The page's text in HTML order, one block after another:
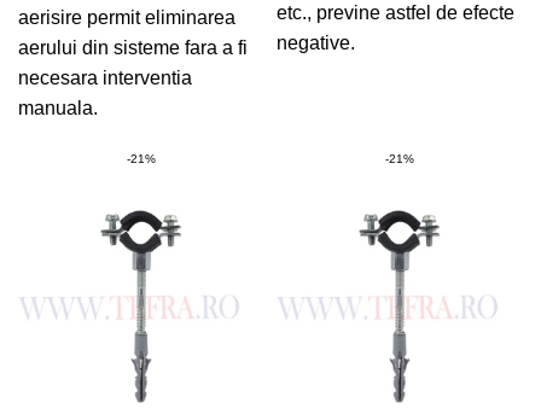
aerisire permit eliminarea
aerului din sisteme fara a fi
necesara interventia
manuala.
etc., previne astfel de efecte
negative.
-21% -21%